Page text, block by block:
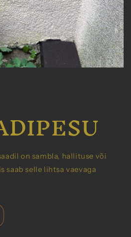
on sambla, hallituse või
saab selle lihtsa vaevaga